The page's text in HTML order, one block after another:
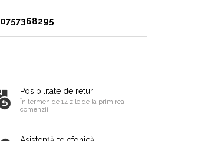
0757368295
Posibilitate de retur
În termen de 14 zile de la primirea
comenzii